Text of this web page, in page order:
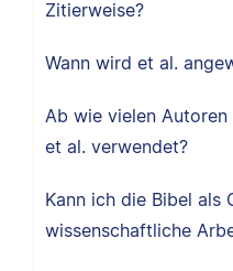
Zitierweise?
Wann wird et al.
Ab wie vielen
et al. verwendet?
Kann ich die Bibel als
wissenschaftliche